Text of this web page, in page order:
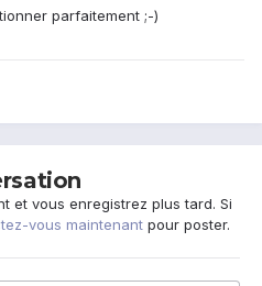
parfaitement ;-)
et vous enregistrez plus tard. Si
vous maintenant pour poster.